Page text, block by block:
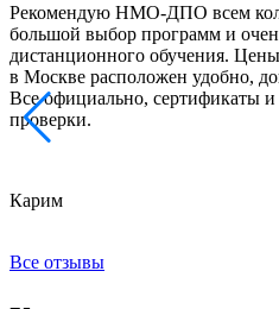
Рекомендую НМО-ДПО всем
большой выбор программ и
дистанционного обучения.
в Москве расположен удобно,
Все официально, сертификаты
проверки.
Карим
Все отзывы